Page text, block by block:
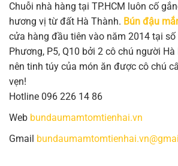
Chuỗi nhà hàng tại TP.HCM luôn cố
hương vị từ đất Hà Thành. Bún đậu
cửa hàng đầu tiên vào năm 2014 tại số
Phương, P5, Q10 bởi 2 cô chú người
nên tinh túy của món ăn được cô chú
vẹn!
Hotline 096 226 14 86
Web bundaumamtomtienhai.vn
Gmail